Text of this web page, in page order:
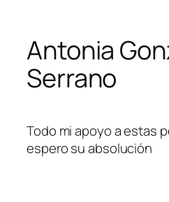
Antonia
Serrano
Todo mi apoyo a estas
espero su absolución